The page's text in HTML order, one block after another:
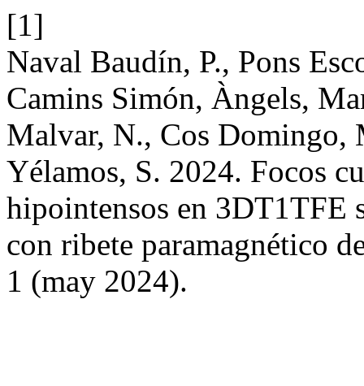
[1]
Naval Baudín, P., Pons
Camins Simón, Àngels,
Malvar, N., Cos Domingo,
Yélamos, S. 2024. Focos
hipointensos en 3DT1TFE
con ribete paramagnético
1 (may 2024).